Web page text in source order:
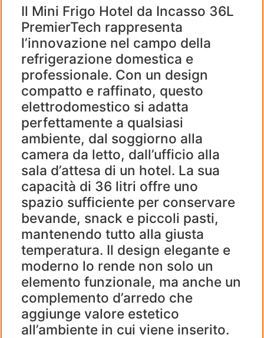
Il Mini Frigo Hotel da Incasso 36L
PremierTech rappresenta
l’innovazione nel campo della
refrigerazione domestica e
professionale. Con un design
compatto e raffinato, questo
elettrodomestico si adatta
perfettamente a qualsiasi
ambiente, dal soggiorno alla
camera da letto, dall’ufficio alla
sala d’attesa di un hotel. La sua
capacità di 36 litri offre uno
spazio sufficiente per conservare
bevande, snack e piccoli pasti,
mantenendo tutto alla giusta
temperatura. Il design elegante e
moderno lo rende non solo un
elemento funzionale, ma anche un
complemento d’arredo che
aggiunge valore estetico
all’ambiente in cui viene inserito.